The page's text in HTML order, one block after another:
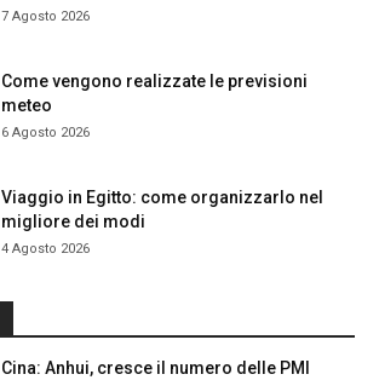
7 Agosto 2026
Come vengono realizzate le previsioni
meteo
6 Agosto 2026
Viaggio in Egitto: come organizzarlo nel
migliore dei modi
4 Agosto 2026
Cina: Anhui, cresce il numero delle PMI